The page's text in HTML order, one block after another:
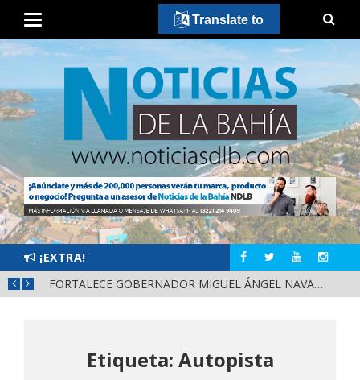
¡EXTRA!
ALERTA DIF NAYARIT SOBRE ESCLAVITUD MODERNA Y FALSAS OFERTAS DE TRABAJO
Etiqueta: Autopista
Translate to